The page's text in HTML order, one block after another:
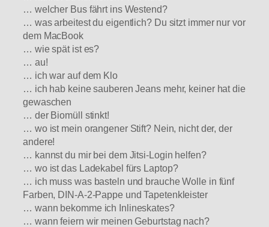
… welcher Bus fährt ins Westend?
… was arbeitest du eigentlich? Du sitzt immer nur vor
dem MacBook
… wie spät ist es?
… au!
… ich war auf dem Klo
… ich hab keine sauberen Jeans mehr, keiner hat die
gewaschen
… der Biomüll stinkt!
… wo ist mein orangener Stift? Nein, nicht der, der
andere!
… kannst du mir bei dem Jitsi-Login helfen?
… wo ist das Ladekabel fürs Laptop?
… ich muss was basteln und brauche Wolle in fünf
Farben, DIN-A-2-Pappe und Tapetenkleister
… wann bekomme ich Inlineskates?
… wann feiern wir meinen Geburtstag nach?